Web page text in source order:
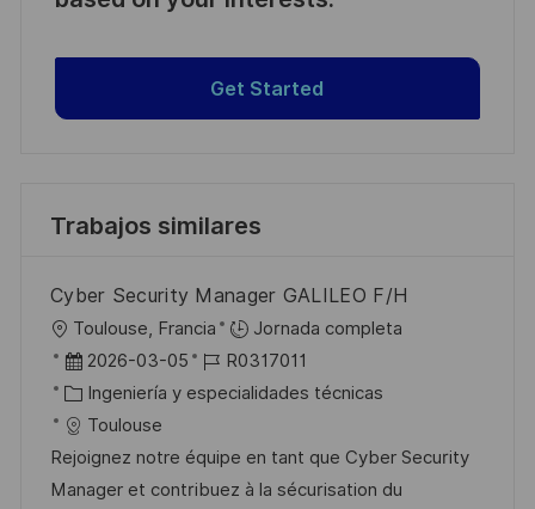
Get Started
Trabajos similares
Cyber Security Manager GALILEO F/H
U
b
c
a
c
Toulouse, Francia
Jornada completa
F
e
c
h
a
2026-03-05
I
D
e
e
R0317011
C
a
t
e
Ingeniería y especialidades técnicas
Toulouse
Rejoignez notre équipe en tant que Cyber Security
Manager et contribuez à la sécurisation du